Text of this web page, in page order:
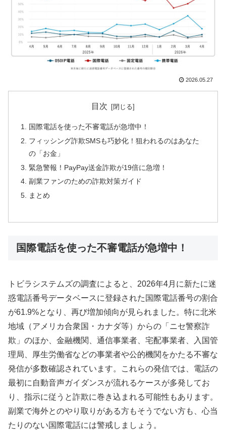
2026.05.27
目次
国際電話を使った不審電話が急増中！
フィッシング詐欺SMSも巧妙化！狙われるのはあなた
の「お金」
緊急警報！PayPay送金詐欺が19倍に急増！
副業ファンのための詐欺対策ガイド
まとめ
国際電話を使った不審電話が急増中！
トビラシステムズの調査によると、2026年4月に新たに迷
惑電話番号データベースに登録された国際電話番号の割合
が61.9%となり、再び増加傾向が見られました。特に北米
地域（アメリカ合衆国・カナダ等）からの「ニセ警察詐
欺」のほか、金融機関、通信事業者、宅配事業者、入国管
理局、厚生労働省などの事業者や公的機関をかたる不審な
発信が多数確認されています。これらの発信では、電話の
最初に自動音声ガイダンスが流れるケースが多発してお
り、指示に従うと詐欺に巻き込まれる可能性もあります。
副業で海外とのやり取りがある方もそうでない方も、心当
たりのない国際電話には警戒しましょう。